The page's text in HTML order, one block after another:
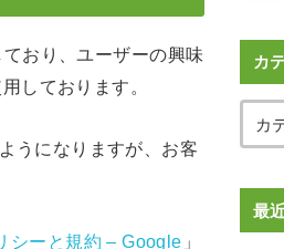
おり、ユーザーの興味
しております。
うになりますが、お客
シーと規約 – Google 」
カ
最